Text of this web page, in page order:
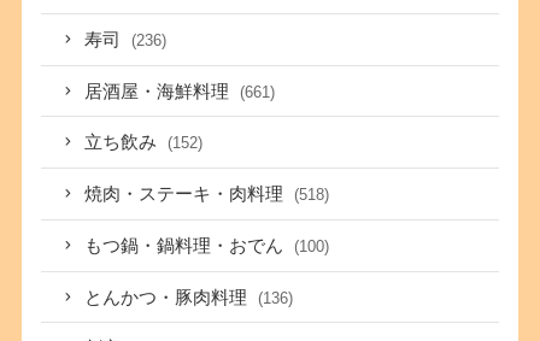
寿司 (236)
居酒屋・海鮮料理 (661)
立ち飲み (152)
焼肉・ステーキ・肉料理 (518)
もつ鍋・鍋料理・おでん (100)
とんかつ・豚肉料理 (136)